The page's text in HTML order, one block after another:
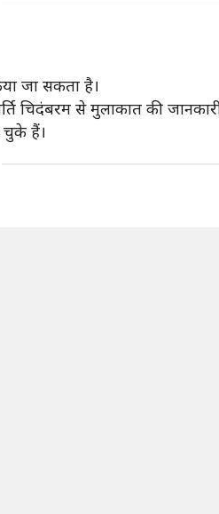
जा सकता है।
चिदंबरम से मुलाकात की
चुके हैं।